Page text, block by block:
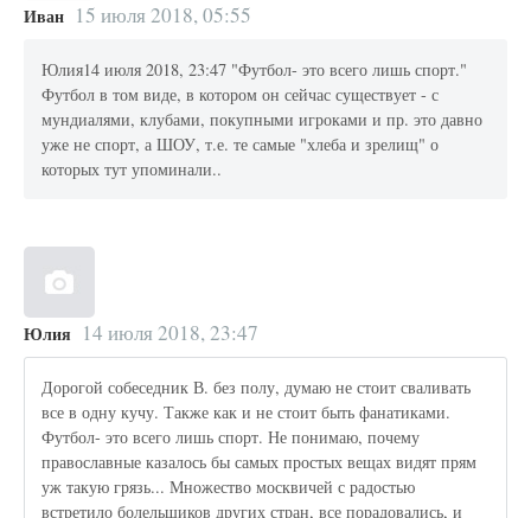
Иван 15 июля 2018, 05:55
Юлия14 июля 2018, 23:47 "Футбол- это всего лишь спорт."
Футбол в том виде, в котором он сейчас существует - с
мундиалями, клубами, покупными игроками и пр. это давно
уже не спорт, а ШОУ, т.е. те самые "хлеба и зрелищ" о
которых тут упоминали..
Юлия 14 июля 2018, 23:47
Дорогой собеседник В. без полу, думаю не стоит сваливать
все в одну кучу. Также как и не стоит быть фанатиками.
Футбол- это всего лишь спорт. Не понимаю, почему
православные казалось бы самых простых вещах видят прям
уж такую грязь... Множество москвичей с радостью
встретило болельщиков других стран, все порадовались, и